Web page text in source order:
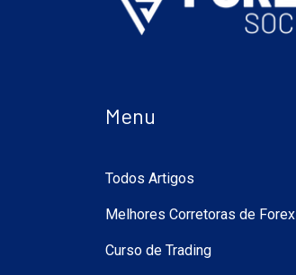
Menu
Todos Artigos
Melhores Corretoras de Forex
Curso de Trading